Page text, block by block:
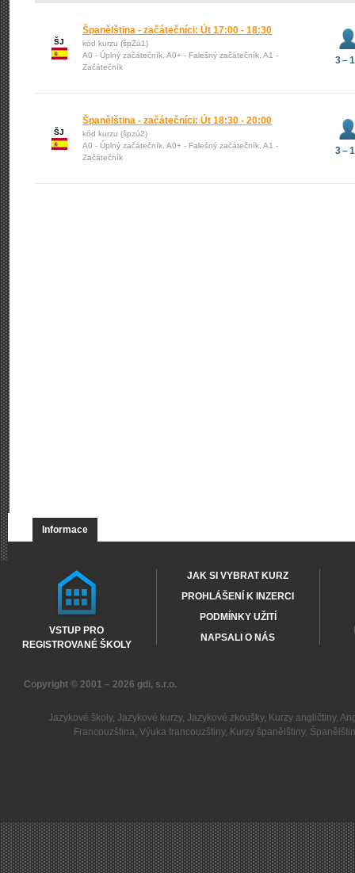
ŠJ
Španělština - začátečníci: Út 17:00 - 18:30
kód kurzu (špZú1)
A0 - Úplný začátečník, A0+ - Falešný začátečník, A1 -
Začátečník
3 –
ŠJ
Španělština - začátečníci: Út 18:30 - 20:00
kód kurzu (špzú2)
A0 - Úplný začátečník, A0+ - Falešný začátečník, A1 -
Začátečník
3 –
Informace
VSTUP PRO
REGISTROVANÉ ŠKOLY
JAK SI VYBRAT KURZ
PROHLÁŠENÍ K INZERCI
PODMÍNKY UŽITÍ
NAPSALI O NÁS
Copyright © 2001 – 2026 gdi, s.r.o.
Jazykové školy, Jazykové kurzy, Jazykové zkoušky, Kurzy angličtiny,
Francouzština,Výuka francouzštiny, Kurzy španělštiny,